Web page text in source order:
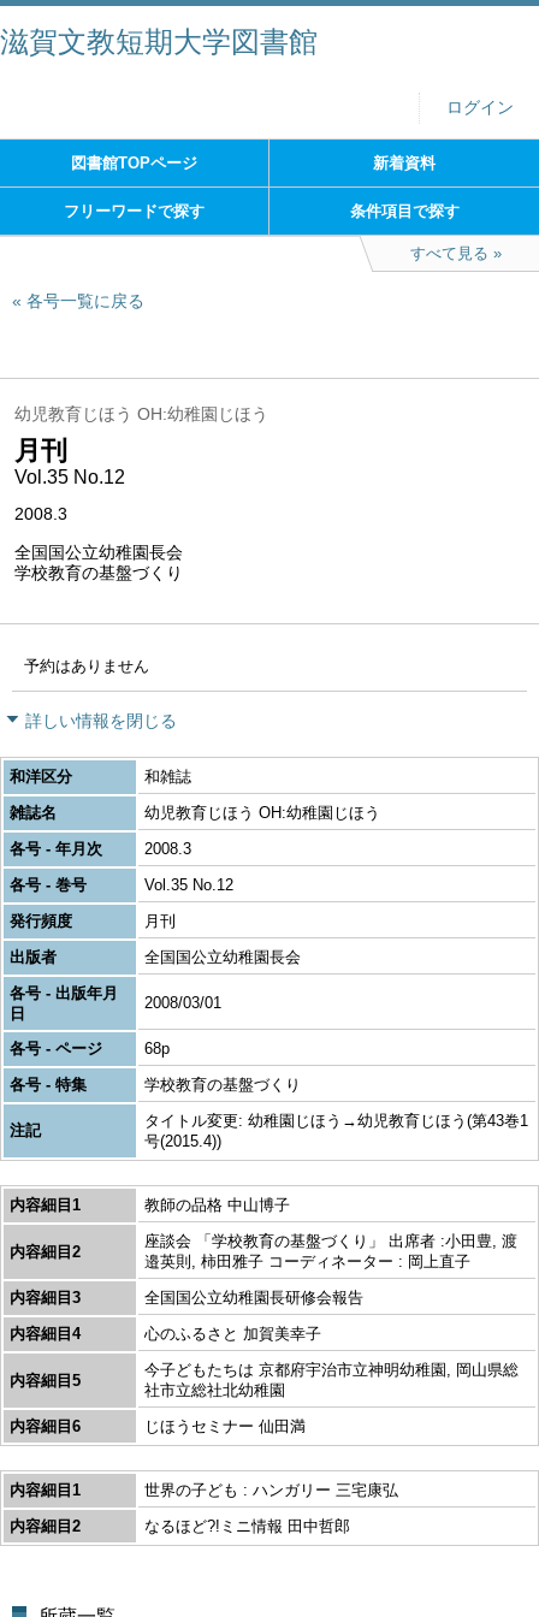
滋賀文教短期大学図書館
ログイン
図書館TOPページ 新着資料
フリーワードで探す 条件項目で探す
すべて見る
各号一覧に戻る
幼児教育じほう OH:幼稚園じほう
月刊
Vol.35 No.12
2008.3
全国国公立幼稚園長会
学校教育の基盤づくり
予約はありません
詳しい情報を閉じる
和洋区分
和雑誌
雑誌名
幼児教育じほう OH:幼稚園じほう
各号 - 年月次
2008.3
各号 - 巻号
Vol.35 No.12
発行頻度
月刊
出版者
全国国公立幼稚園長会
各号 - 出版年月
日
2008/03/01
各号 - ページ
68p
各号 - 特集
学校教育の基盤づくり
注記
タイトル変更: 幼稚園じほう→幼児教育じほう(第43巻1
号(2015.4))
内容細目1 教師の品格 中山博子
内容細目2
座談会 「学校教育の基盤づくり」 出席者 :小田豊, 渡
邉英則, 柿田雅子 コーディネーター : 岡上直子
内容細目3
全国国公立幼稚園長研修会報告
内容細目4
心のふるさと 加賀美幸子
内容細目5
今子どもたちは 京都府宇治市立神明幼稚園, 岡山県総
社市立総社北幼稚園
内容細目6
じほうセミナー 仙田満
内容細目1
世界の子ども : ハンガリー 三宅康弘
内容細目2
なるほど?!ミニ情報 田中哲郎